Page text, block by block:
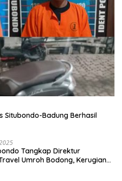
Situbondo-Badung Berhasil
Tangkap Direktur
Umroh Bodong, Kerugian